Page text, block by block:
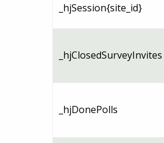
_hjSession{site_id}
_hjClosedSurveyInvites
_hjDonePolls